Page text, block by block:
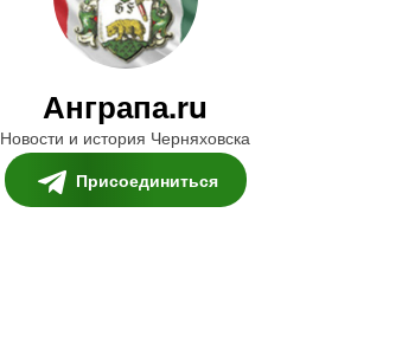
Анграпа.ru
Новости и история Черняховска
Присоединиться